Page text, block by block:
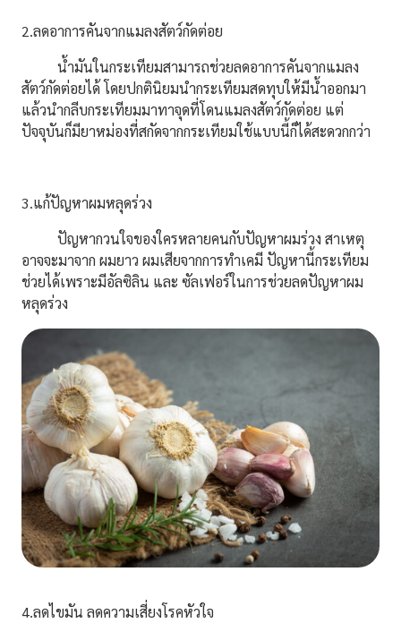
2.ลดอาการคันจากแมลงสัตว์กัดต่อย
น้ำมันในกระเทียมสามารถช่วยลดอาการคันจากแมลง
สัตว์กัดต่อยได้ โดยปกตินิยมนำกระเทียมสดทุบให้มีน้ำออกมา
แล้วนำกลีบกระเทียมมาทาจุดที่โดนแมลงสัตว์กัดต่อย แต่
ปัจจุบันก็มียาหม่องที่สกัดจากกระเทียมใช้แบบนี้ก็ได้สะดวกกว่า
3.แก้ปัญหาผมหลุดร่วง
ปัญหากวนใจของใครหลายคนกับปัญหาผมร่วง สาเหตุ
อาจจะมาจาก ผมยาว ผมเสียจากการทำเคมี ปัญหานี้กระเทียม
ช่วยได้เพราะมีอัลซิลิน และ ซัลเฟอร์ในการช่วยลดปัญหาผม
หลุดร่วง
4.ลดไขมัน ลดความเสี่ยงโรคหัวใจ